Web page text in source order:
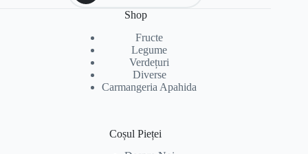
Shop
Fructe
Legume
Verdețuri
Diverse
Carmangeria Apahida
Coșul Pieței